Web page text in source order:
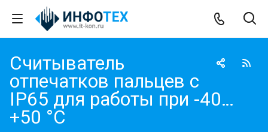
Считыватель
отпечатков пальцев с
IP65 для работы при -40…
+50 °С